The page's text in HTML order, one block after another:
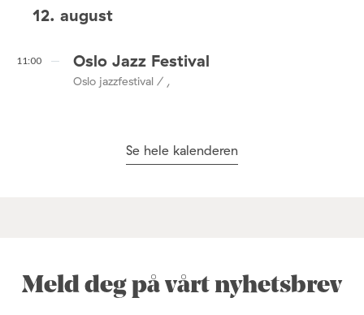
12. august
11:00 Oslo Jazz Festival
Oslo jazzfestival / ,
Se hele kalenderen
Meld deg på vårt nyhetsbrev